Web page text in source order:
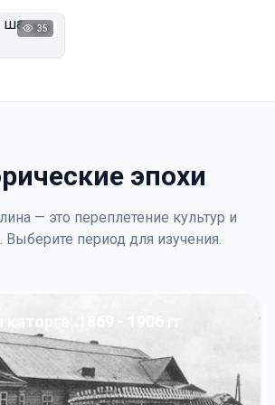
1923
35
эпохи
— это переплетение культур и
Выберите период для изучения.
1869 - 1906 гг